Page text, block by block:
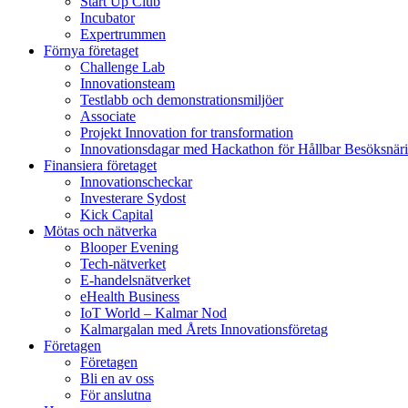
Incubator
Expertrummen
Förnya företaget
Challenge Lab
Innovationsteam
Testlabb och demonstrationsmiljöer
Associate
Projekt Innovation for transformation
Innovationsdagar med Hackathon för Hållbar
Finansiera företaget
Innovationscheckar
Investerare Sydost
Kick Capital
Mötas och nätverka
Blooper Evening
Tech-nätverket
E-handelsnätverket
eHealth Business
IoT World – Kalmar Nod
Kalmargalan med Årets Innovationsföretag
Företagen
Företagen
Bli en av oss
För anslutna